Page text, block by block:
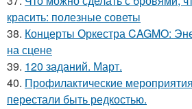
красить: полезные советы
38. Концерты Оркестра CAGMO:
на сцене
39. 120 заданий. Март.
40. Профилактические
перестали быть редкостью.